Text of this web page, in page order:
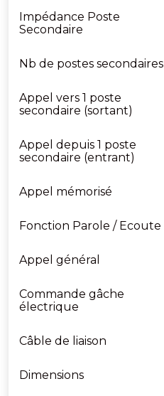
Impédance Poste
Secondaire
Nb de postes secondaires
Appel vers 1 poste
secondaire (sortant)
Appel depuis 1 poste
secondaire (entrant)
Appel mémorisé
Fonction Parole / Ecoute
Appel général
Commande gâche
électrique
Câble de liaison
Dimensions